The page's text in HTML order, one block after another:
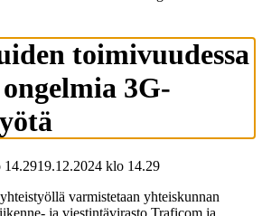
toimivuudessa
3G-
14.2919.12.2024 klo 14.29
varmistetaan yhteiskunnan
ja viestintävirasto Traficom ja